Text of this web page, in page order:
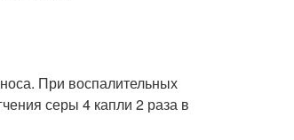
При воспалительных
серы 4 капли 2 раза в